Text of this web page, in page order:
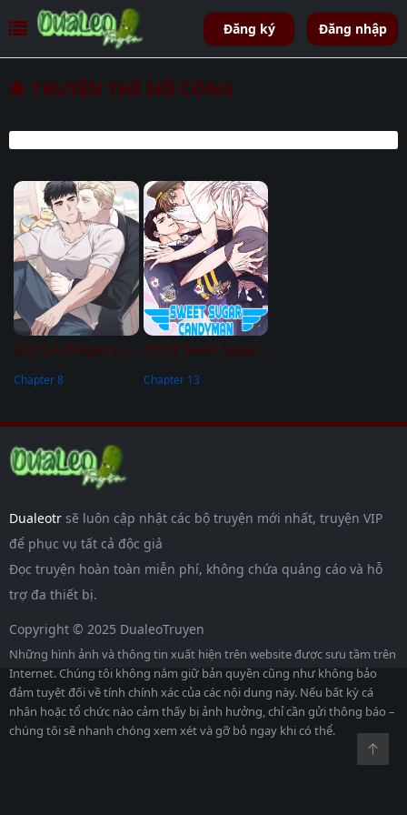
Đăng ký Đăng nhập
TRUYỆN THÊ NÔ CÔNG
[CNT] A Dragon's Love
Chapter 8
[CNT] Sweet Sugar Candyman
Chapter 13
Dualeotr sẽ luôn cập nhật các bộ truyện mới nhất, truyện VIP
để phục vụ tất cả độc giả
Đọc truyện hoàn toàn miễn phí, không chứa quảng cáo và hỗ
trợ đa thiết bị.
Copyright © 2025 DualeoTruyen
Những hình ảnh và thông tin xuất hiện trên website được sưu tầm trên
Internet. Chúng tôi không nắm giữ bản quyền cũng như không bảo
đảm tuyệt đối về tính chính xác của các nội dung này. Nếu bất kỳ cá
nhân hoặc tổ chức nào cảm thấy bị ảnh hưởng, chỉ cần gửi thông báo –
chúng tôi sẽ nhanh chóng xem xét và gỡ bỏ ngay khi có thể.